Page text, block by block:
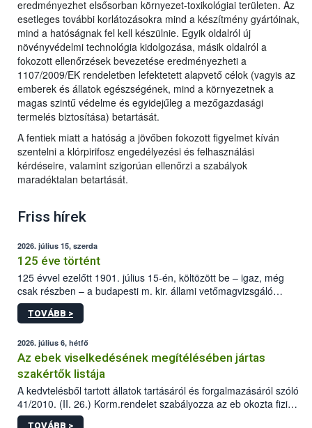
eredményezhet elsősorban környezet-toxikológiai területen. Az
esetleges további korlátozásokra mind a készítmény gyártóinak,
mind a hatóságnak fel kell készülnie. Egyik oldalról új
növényvédelmi technológia kidolgozása, másik oldalról a
fokozott ellenőrzések bevezetése eredményezheti a
1107/2009/EK rendeletben lefektetett alapvető célok (vagyis az
emberek és állatok egészségének, mind a környezetnek a
magas szintű védelme és egyidejűleg a mezőgazdasági
termelés biztosítása) betartását.
A fentiek miatt a hatóság a jövőben fokozott figyelmet kíván
szentelni a klórpirifosz engedélyezési és felhasználási
kérdéseire, valamint szigorúan ellenőrzi a szabályok
maradéktalan betartását.
Friss hírek
2026. július 15, szerda
125 éve történt
125 évvel ezelőtt 1901. július 15-én, költözött be – igaz, még
csak részben – a budapesti m. kir. állami vetőmagvizsgáló
állomás a Kis Rókus utca 15. szám alatti, Czigler Győző által
tervezett új épületébe.
TOVÁBB >
2026. július 6, hétfő
Az ebek viselkedésének megítélésében jártas
szakértők listája
A kedvtelésből tartott állatok tartásáról és forgalmazásáról szóló
41/2010. (II. 26.) Korm.rendelet szabályozza az eb okozta fizikai
sérülés, illetve ennek veszélye keletkezésekor felmerülő
TOVÁBB >